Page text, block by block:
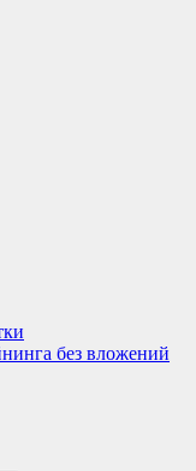
без вложений